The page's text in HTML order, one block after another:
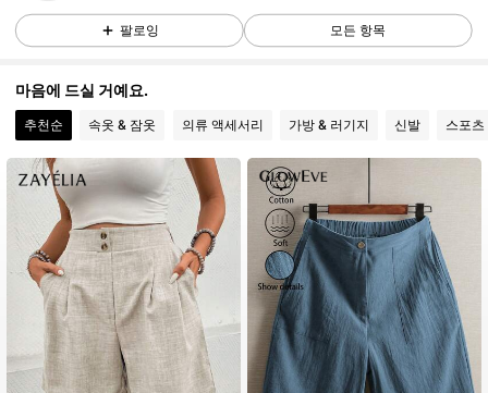
4.78 821K 팔로워
4.78 821K 팔로워
4.78 821K 팔로워
팔로잉 모든 항목
마음에 드실 거예요.
추천순 속옷 & 잠옷 의류 액세서리 가방 & 러기지 신발 스포